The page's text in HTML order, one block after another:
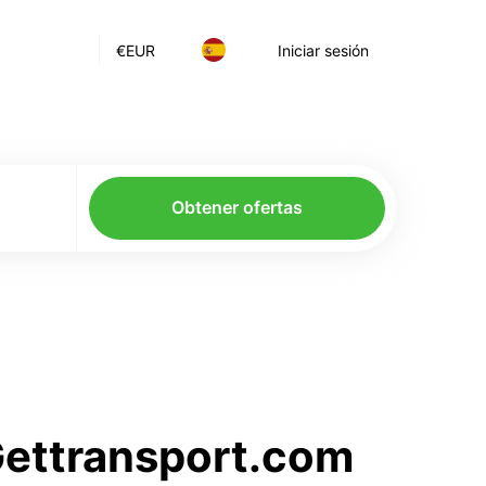
€EUR Iniciar sesión
Obtener ofertas